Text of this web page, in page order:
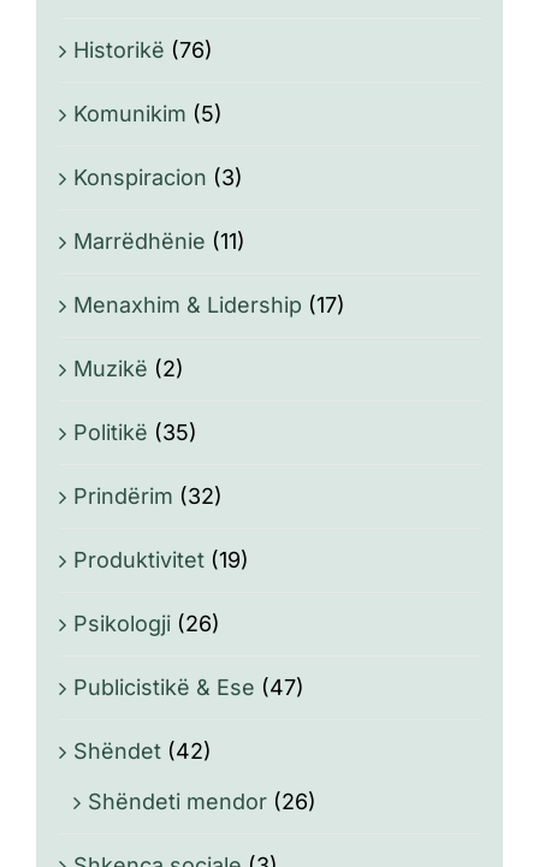
Historikë (76)
Komunikim (5)
Konspiracion (3)
Marrëdhënie (11)
Menaxhim & Lidership (17)
Muzikë (2)
Politikë (35)
Prindërim (32)
Produktivitet (19)
Psikologji (26)
Publicistikë & Ese (47)
Shëndet (42)
Shëndeti mendor (26)